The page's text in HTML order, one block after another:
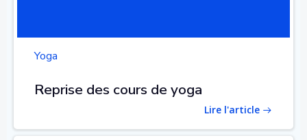
Yoga
Reprise des cours de yoga
Lire l'article